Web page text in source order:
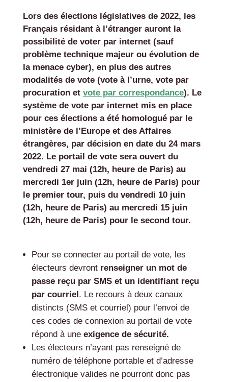
Lors des élections législatives de 2022, les
Français résidant à l’étranger auront la
possibilité de voter par internet (sauf
problème technique majeur ou évolution de
la menace cyber), en plus des autres
modalités de vote (vote à l’urne, vote par
procuration et vote par correspondance). Le
système de vote par internet mis en place
pour ces élections a été homologué par le
ministère de l’Europe et des Affaires
étrangères, par décision en date du 24 mars
2022. Le portail de vote sera ouvert du
vendredi 27 mai (12h, heure de Paris) au
mercredi 1er juin (12h, heure de Paris) pour
le premier tour, puis du vendredi 10 juin
(12h, heure de Paris) au mercredi 15 juin
(12h, heure de Paris) pour le second tour.
Pour se connecter au portail de vote, les
électeurs devront renseigner un mot de
passe reçu par SMS et un identifiant reçu
par courriel . Le recours à deux canaux
distincts (SMS et courriel) pour l’envoi de
ces codes de connexion au portail de vote
répond à uneexigence de sécurité.
Les électeurs n’ayant pas renseigné de
numéro de téléphone portable et d’adresse
électronique valides ne pourront donc pas